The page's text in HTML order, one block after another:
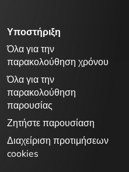
Υποστήριξη
Όλα για την
παρακολούθηση χρόνου
Όλα για την
παρακολούθηση
παρουσίας
Ζητήστε παρουσίαση
Διαχείριση προτιμήσεων
cookies